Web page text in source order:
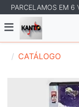
PARCELAMOS EM 6
CATÁLOGO